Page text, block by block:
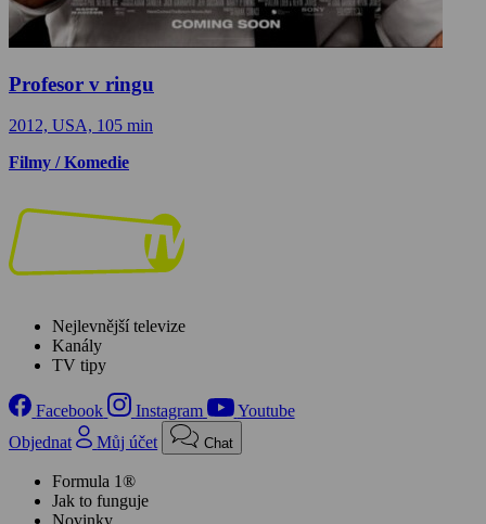
Profesor v ringu
2012, USA, 105 min
Filmy / Komedie
Nejlevnější televize
Kanály
TV tipy
Facebook Instagram
Youtube
Objednat
Můj účet Chat
Formula 1®
Jak to funguje
Novinky